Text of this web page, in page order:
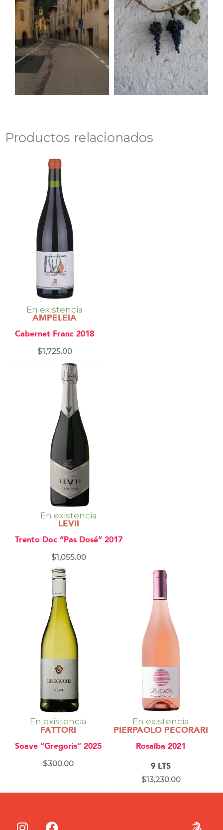
Productos relacionados
En existencia
AMPELEIA
Cabernet Franc 2018
$1,725.00
En existencia
LEVII
Trento Doc “Pas Dosé” 2017
$1,055.00
En existencia
FATTORI
Soave “Gregoris” 2025
$300.00
En existencia
PIERPAOLO PECORARI
Rosalba 2021
9 LTS
$13,230.00
I
F